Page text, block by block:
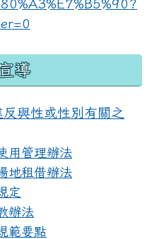
導
與性或性別有關之
用管理辦法
地租借辦法
定
辦法
範要點